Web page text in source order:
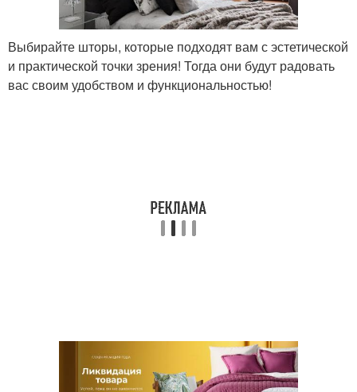
Выбирайте шторы, которые подходят вам с эстетической
и практической точки зрения! Тогда они будут радовать
вас своим удобством и функциональностью!